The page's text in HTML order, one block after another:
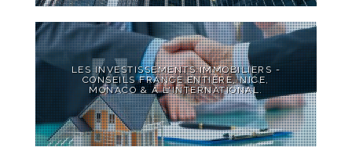
LES INVESTISSEMENTS IMMOBILIERS -
CONSEILS FRANCE ENTIÈRE, NICE,
MONACO & À L'INTERNATIONAL.